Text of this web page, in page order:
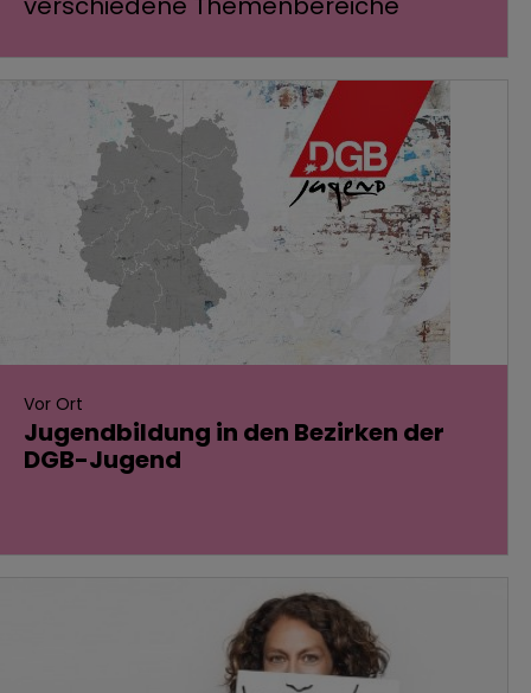
Vor Ort
Jugendbildung in den Bezirken der
DGB-Jugend